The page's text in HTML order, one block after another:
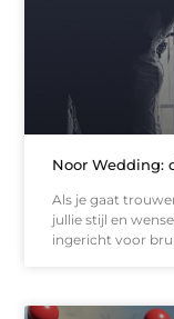
Noor Wedding:
Als je gaat
jullie stijl en
ingericht voor